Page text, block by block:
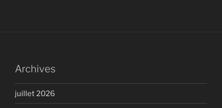
Archives
juillet 2026